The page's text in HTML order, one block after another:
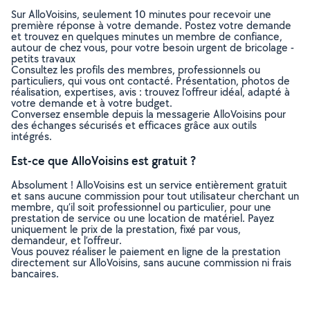
Sur AlloVoisins, seulement 10 minutes pour recevoir une
première réponse à votre demande. Postez votre demande
et trouvez en quelques minutes un membre de confiance,
autour de chez vous, pour votre besoin urgent de bricolage -
petits travaux
Consultez les profils des membres, professionnels ou
particuliers, qui vous ont contacté. Présentation, photos de
réalisation, expertises, avis : trouvez l'offreur idéal, adapté à
votre demande et à votre budget.
Conversez ensemble depuis la messagerie AlloVoisins pour
des échanges sécurisés et efficaces grâce aux outils
intégrés.
Est-ce que AlloVoisins est gratuit ?
Absolument ! AlloVoisins est un service entièrement gratuit
et sans aucune commission pour tout utilisateur cherchant un
membre, qu’il soit professionnel ou particulier, pour une
prestation de service ou une location de matériel. Payez
uniquement le prix de la prestation, fixé par vous,
demandeur, et l’offreur.
Vous pouvez réaliser le paiement en ligne de la prestation
directement sur AlloVoisins, sans aucune commission ni frais
bancaires.